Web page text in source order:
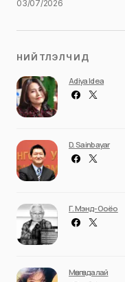
03/07/2026
НИЙТЛЭЛЧИД
Adiya Idea
D. Sainbayar
Г. Мэнд-Ооёо
Мөнгөндалай